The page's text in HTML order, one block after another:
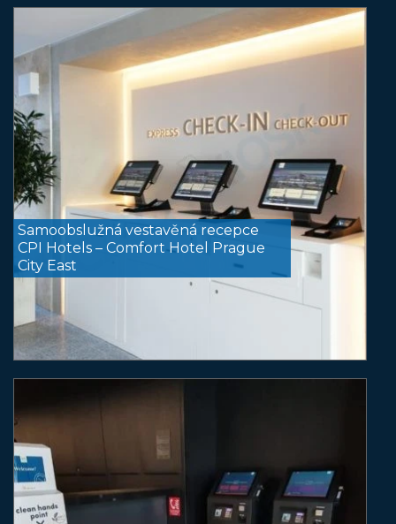
Samoobslužná vestavěná recepce
CPI Hotels – Comfort Hotel Prague
City East